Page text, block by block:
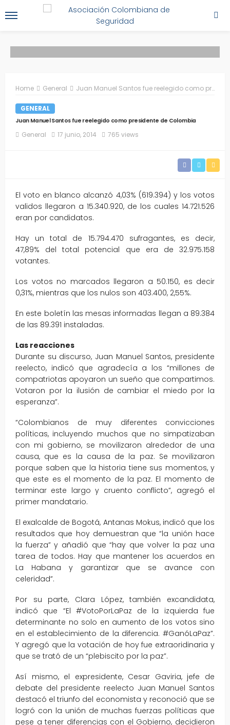
Home General Juan Manuel Santos fue reelegido como presidente de Colombia
GENERAL
Juan Manuel Santos fue reelegido como presidente de Colombia
General 17 junio, 2014 765 views
El voto en blanco alcanzó 4,03% (619.394) y los votos
validos llegaron a 15.340.920, de los cuales 14.721.526
eran por candidatos.
Hay un total de 15.794.470 sufragantes, es decir,
47,89% del total potencial que era de 32.975.158
votantes.
Los votos no marcados llegaron a 50.150, es decir
0,31%, mientras que los nulos son 403.400, 2,55%.
En este boletín las mesas informadas llegan a 89.384
de las 89.391 instaladas.
Las reacciones
Durante su discurso, Juan Manuel Santos, presidente
reelecto, indicó que agradecía a los “millones de
compatriotas apoyaron un sueño que compartimos.
Votaron por la ilusión de cambiar el miedo por la
esperanza”.
“Colombianos de muy diferentes convicciones
políticas, incluyendo muchos que no simpatizaban
con mi gobierno, se movilizaron alrededor de una
causa, que es la causa de la paz. Se movilizaron
porque saben que la historia tiene sus momentos, y
que este es el momento de la paz. El momento de
terminar este largo y cruento conflicto”, agregó el
primer mandatario.
El exalcalde de Bogotá, Antanas Mokus, indicó que los
resultados que hoy demuestran que “la unión hace
la fuerza” y añadió que “hay que volver la paz una
tarea de todos. Hay que mantener los acuerdos en
La Habana y garantizar que se avance con
celeridad”.
Por su parte, Clara López, también excandidata,
indicó que “El #VotoPorLaPaz de la izquierda fue
determinante no solo en aumento de los votos sino
en el establecimiento de la diferencia. #GanóLaPaz”.
Y agregó que la votación de hoy fue extraoridinaria y
que se trató de un “plebiscito por la paz”.
Así mismo, el expresidente, Cesar Gaviria, jefe de
debate del presidente reelecto Juan Manuel Santos
destacó el triunfo del economista y reconoció que se
logró con la unión de muchas fuerzas políticas que
pese a tener diferencias con el Gobierno, decidieron